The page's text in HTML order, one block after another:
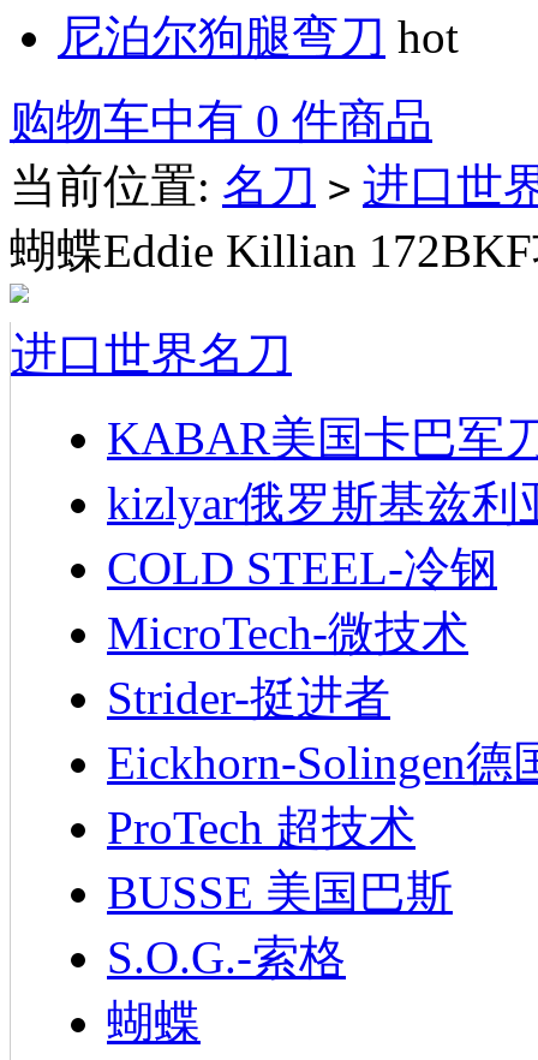
尼泊尔狗腿弯刀 hot
购物车中有 0 件商品
当前位置: 名刀 > 进口世
蝴蝶Eddie Killian
进口世界名刀
KABAR美国卡巴军
kizlyar俄罗斯基兹利
COLD STEEL-冷钢
MicroTech-微技术
Strider-挺进者
Eickhorn-Solingen德
ProTech 超技术
BUSSE 美国巴斯
S.O.G.-索格
蝴蝶